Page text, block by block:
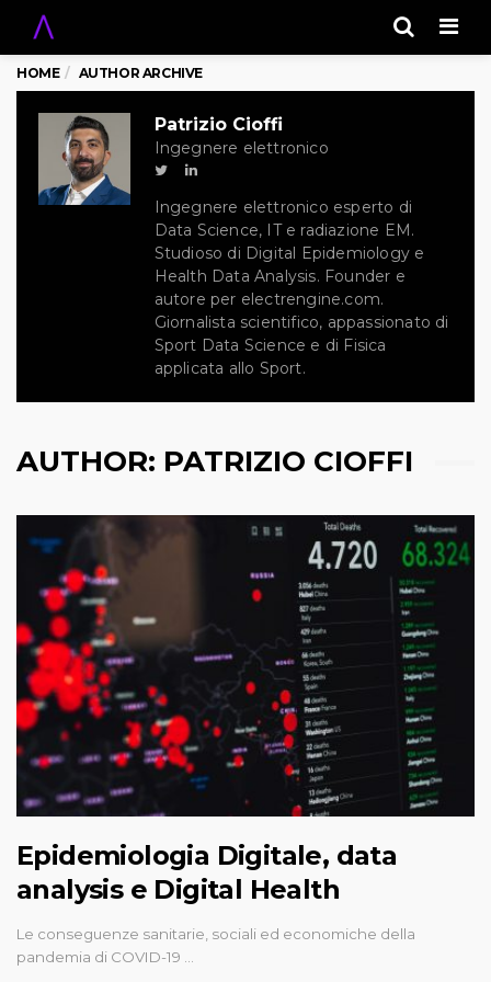
HOME AUTHOR ARCHIVE
Patrizio Cioffi
Ingegnere elettronico
Ingegnere elettronico esperto di
Data Science, IT e radiazione EM.
Studioso di Digital Epidemiology e
Health Data Analysis. Founder e
autore per electrengine.com.
Giornalista scientifico, appassionato di
Sport Data Science e di Fisica
applicata allo Sport.
AUTHOR: PATRIZIO CIOFFI
Epidemiologia Digitale, data
analysis e Digital Health
Le conseguenze sanitarie, sociali ed economiche della
pandemia di COVID-19 …